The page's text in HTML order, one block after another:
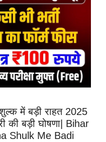
शुल्क में बड़ी राहत 2025
की बड़ी घोषणा| Bihar
Shulk Me Badi